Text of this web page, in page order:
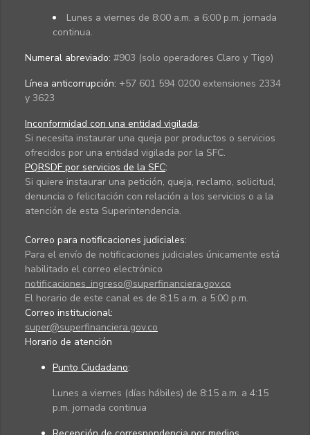
Lunes a viernes de 8:00 a.m. a 6:00 p.m. jornada
continua.
Numeral abreviado: #903 (solo operadores Claro y Tigo)
Línea anticorrupción: +57 601 594 0200 extensiones 2334
y 3623
Inconformidad con una entidad vigilada:
Si necesita instaurar una queja por productos o servicios
ofrecidos por una entidad vigilada por la SFC.
PQRSDF por servicios de la SFC:
Si quiere instaurar una petición, queja, reclamo, solicitud,
denuncia o felicitación con relación a los servicios o a la
atención de esta Superintendencia.
Correo para notificaciones judiciales:
Para el envío de notificaciones judiciales únicamente está
habilitado el correo electrónico
notificaciones_ingreso@superfinanciera.gov.co
El horario de este canal es de 8:15 a.m. a 5:00 p.m.
Correo institucional:
super@superfinanciera.gov.co
Horario de atención
Punto Ciudadano:
Lunes a viernes (días hábiles) de 8:15 a.m. a 4:15
p.m. jornada continua